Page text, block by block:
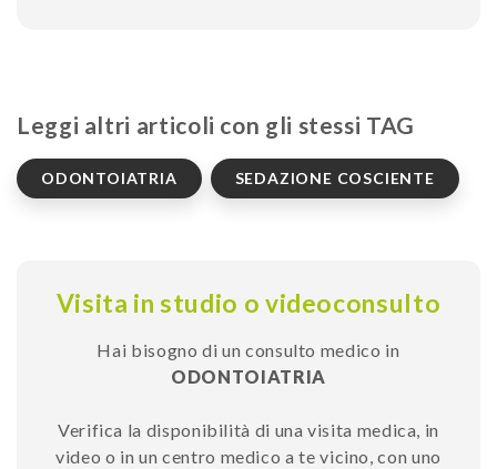
Leggi altri articoli con gli stessi TAG
ODONTOIATRIA SEDAZIONE COSCIENTE
Visita in studio o videoconsulto
Hai bisogno di un consulto medico in
ODONTOIATRIA
Verifica la disponibilità di una visita medica, in
video o in un centro medico a te vicino, con uno